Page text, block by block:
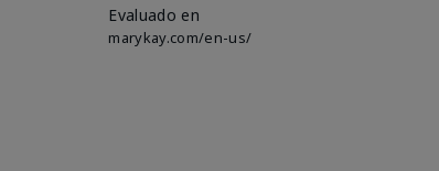
Evaluado en
marykay.com/en-us/